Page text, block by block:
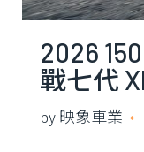
2026
戰七代
158 電推
165 怎麼
by 映象車業